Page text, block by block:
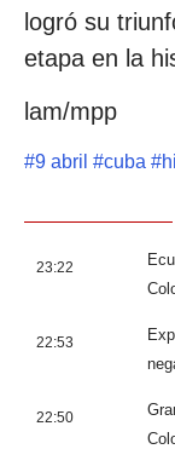
logró su
etapa en la
lam/mpp
#9 abril #cuba #
23:22
22:53
22:50